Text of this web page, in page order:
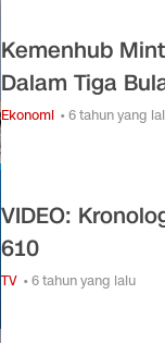
Kemenhub
Dalam Tiga
Ekonomi • 6 tahun yang
VIDEO:
610
TV • 6 tahun yang lalu